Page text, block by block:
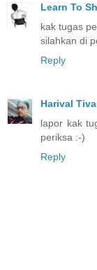
Learn To
kak tugas
silahkan di
Reply
Harival
lapor kak
periksa :-)
Reply